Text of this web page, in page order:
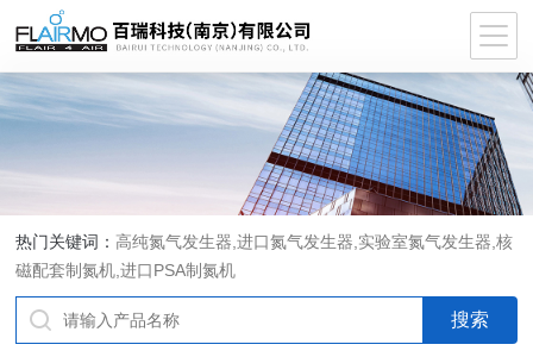
热门关键词： 高纯氮气发生器,进口氮气发生器,实验室氮气发生器,核
磁配套制氮机,进口PSA制氮机